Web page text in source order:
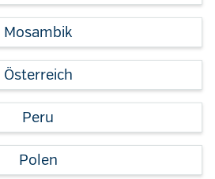
Mosambik
Österreich
Peru
Polen